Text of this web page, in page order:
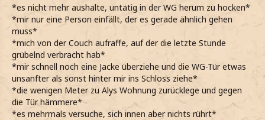
*es nicht mehr aushalte, untätig in der WG herum zu hocken*
*mir nur eine Person einfällt, der es gerade ähnlich gehen
muss*
*mich von der Couch aufraffe, auf der die letzte Stunde
grübelnd verbracht hab*
*mir schnell noch eine Jacke überziehe und die WG-Tür etwas
unsanfter als sonst hinter mir ins Schloss ziehe*
*die wenigen Meter zu Alys Wohnung zurücklege und gegen
die Tür hämmere*
*es mehrmals versuche, sich innen aber nichts rührt*